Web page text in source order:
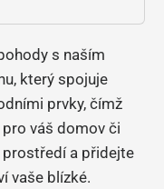
s naším
který spojuje
prvky, čímž
váš domov či
a přidejte
vaše blízké.